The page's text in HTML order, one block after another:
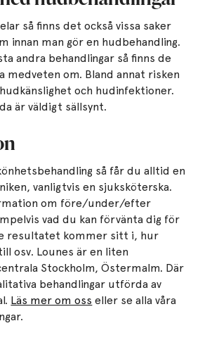
så finns det också vissa saker
innan man gör en hudbehandling.
andra behandlingar så finns de
medveten om. Bland annat risken
och hudinfektioner.
är väldigt sällsynt.
så får du alltid en
vanligtvis en sjuksköterska.
om före/under/efter
vad du kan förvänta dig för
resultatet kommer sitt i, hur
osv. Lounes är en liten
Stockholm, Östermalm. Där
behandlingar utförda av
Läs mer om oss eller se alla våra